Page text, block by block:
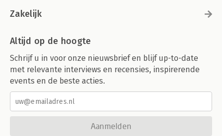
Zakelijk
Altijd op de hoogte
Schrijf u in voor onze nieuwsbrief en blijf up-to-date
met relevante interviews en recensies, inspirerende
events en de beste acties.
Aanmelden